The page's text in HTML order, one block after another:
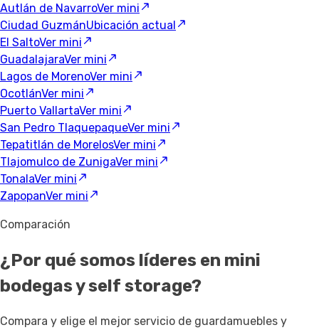
Autlán de NavarroVer mini
Ciudad GuzmánUbicación actual
El SaltoVer mini
GuadalajaraVer mini
Lagos de MorenoVer mini
OcotlánVer mini
Puerto VallartaVer mini
San Pedro TlaquepaqueVer mini
Tepatitlán de MorelosVer mini
Tlajomulco de ZunigaVer mini
TonalaVer mini
ZapopanVer mini
Comparación
¿Por qué somos líderes en mini
bodegas y self storage?
Compara y elige el mejor servicio de guardamuebles y